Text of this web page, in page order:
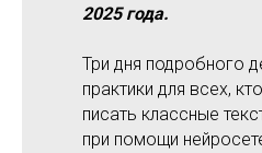
2025 года.
Три дня подробного
практики для всех,
писать классные
при помощи